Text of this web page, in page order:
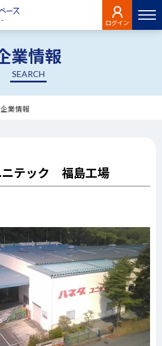
ログイン
業情報
SEARCH
企業情報
ニテック 福島工場